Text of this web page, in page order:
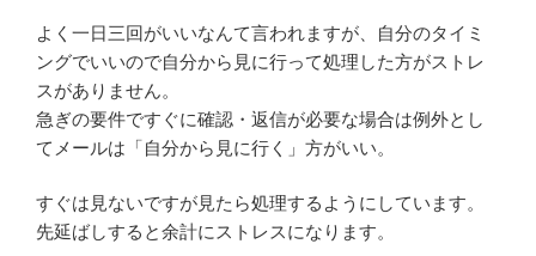
よく一日三回がいいなんて言われますが、自分のタイミ
ングでいいので自分から見に行って処理した方がストレ
スがありません。
急ぎの要件ですぐに確認・返信が必要な場合は例外とし
てメールは「自分から見に行く」方がいい。
すぐは見ないですが見たら処理するようにしています。
先延ばしすると余計にストレスになります。